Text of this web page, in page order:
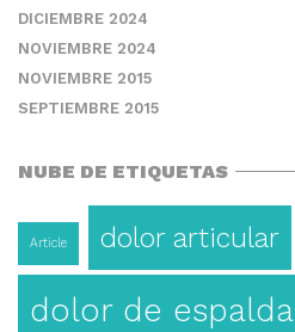
DICIEMBRE 2024
NOVIEMBRE 2024
NOVIEMBRE 2015
SEPTIEMBRE 2015
NUBE DE ETIQUETAS
Article dolor articular
dolor de espalda